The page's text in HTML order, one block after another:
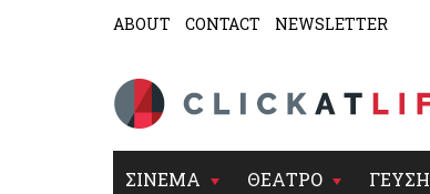
ABOUT CONTACT NEWSLETTER
ΣΙΝΕΜΑ ΘΕΑΤΡΟ ΓΕΥΣΗ